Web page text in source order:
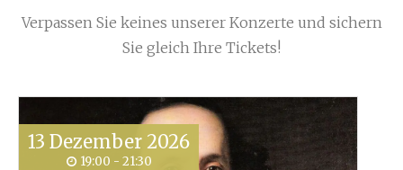
Verpassen Sie keines unserer Konzerte und sichern
Sie gleich Ihre Tickets!
13 Dezember 2026
19:00 - 21:30